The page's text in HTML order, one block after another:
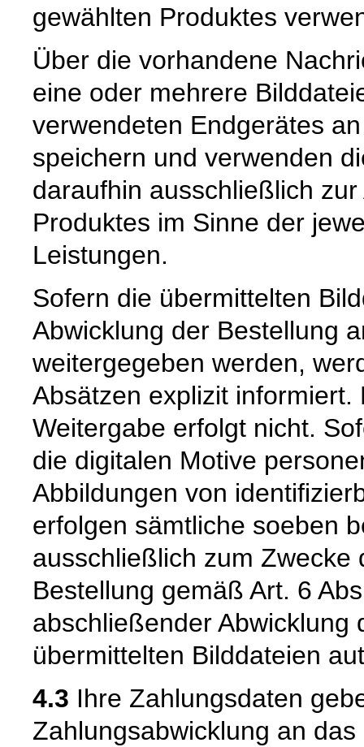
gewählten Produktes
Über die vorhandene
eine oder mehrere
verwendeten Endgerätes
speichern und verwenden
daraufhin ausschließlich
Produktes im Sinne der
Leistungen.
Sofern die übermittelten
Abwicklung der Bestellung
weitergegeben werden,
Absätzen explizit
Weitergabe erfolgt nicht.
die digitalen Motive
Abbildungen von
erfolgen sämtliche soeben
ausschließlich zum Zwecke
Bestellung gemäß Art. 6
abschließender Abwicklung
übermittelten Bilddateien
4.3 Ihre Zahlungsdaten
Zahlungsabwicklung an